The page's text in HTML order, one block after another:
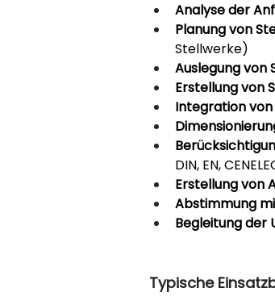
Analyse der
Planung von
Stellwerke)
Auslegung von
Erstellung von
Integration von
DIN, EN,
Erstellung von
Abstimmung
Begleitung der
Typische